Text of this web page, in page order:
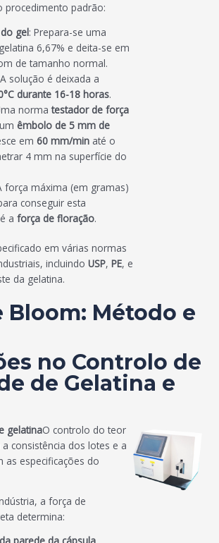
Bloom: Método e
procedimento padrão:
gel: Prepara-se uma
6,67% e deita-se em
de tamanho normal.
solução é deixada a
durante 16-18 horas.
normatestador de força
êmbolo de 5 mm de
em60 mm/min até o
4 mm na superfície do
força máxima (em gramas)
conseguir esta
aforça de floração.
em várias normas
incluindo USP, PE, e
da gelatina.
no Controlo de
de Gelatina e
gelatinaO controlo do teor
consistência dos lotes e a
as especificações do
a força de
determina: